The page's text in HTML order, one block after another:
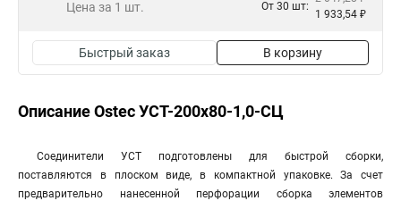
Цена за 1 шт. От 30 шт:
1 933,54 ₽
Быстрый заказ В корзину
Описание Ostec УСТ-200х80-1,0-СЦ
Соединители УСТ подготовлены для быстрой сборки,
поставляются в плоском виде, в компактной упаковке. За счет
предварительно нанесенной перфорации сборка элементов